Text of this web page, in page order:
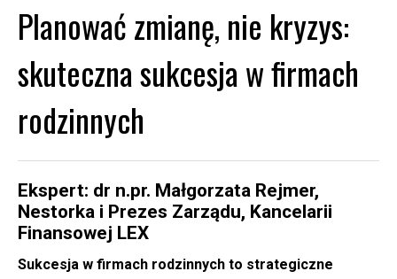
Planować zmianę, nie kryzys:
skuteczna sukcesja w firmach
rodzinnych
Ekspert: dr n.pr. Małgorzata Rejmer,
Nestorka i Prezes Zarządu, Kancelarii
Finansowej LEX
Sukcesja w firmach rodzinnych to strategiczne